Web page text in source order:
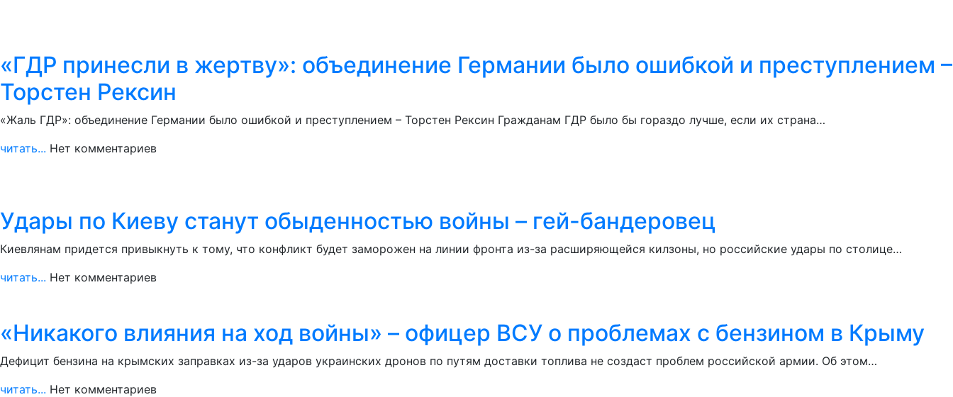
«ГДР принесли в жертву»: объединение Германии было ошибкой и преступлением –
Торстен Рексин
«Жаль ГДР»: объединение Германии было ошибкой и преступлением – Торстен Рексин Гражданам ГДР было бы гораздо лучше, если их страна…
читать... Нет комментариев
Удары по Киеву станут обыденностью войны – гей-бандеровец
Киевлянам придется привыкнуть к тому, что конфликт будет заморожен на линии фронта из-за расширяющейся килзоны, но российские удары по столице…
читать... Нет комментариев
«Никакого влияния на ход войны» – офицер ВСУ о проблемах с бензином в Крыму
Дефицит бензина на крымских заправках из-за ударов украинских дронов по путям доставки топлива не создаст проблем российской армии. Об этом…
читать... Нет комментариев